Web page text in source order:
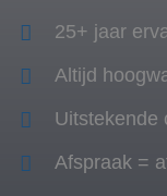
25+ jaar
Altijd
Uitstekende
Afspraak =